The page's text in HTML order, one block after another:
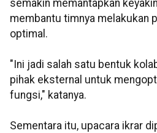
semakin memantapkan
membantu timnya melakukan
optimal.
"Ini jadi salah satu bentuk
pihak eksternal untuk
fungsi," katanya.
Sementara itu, upacara ikrar